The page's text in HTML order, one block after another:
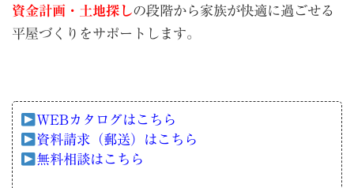
資金計画・土地探しの段階から家族が快適に過ごせる
平屋づくりをサポートします。
WEBカタログはこちら
資料請求（郵送）はこちら
無料相談はこちら